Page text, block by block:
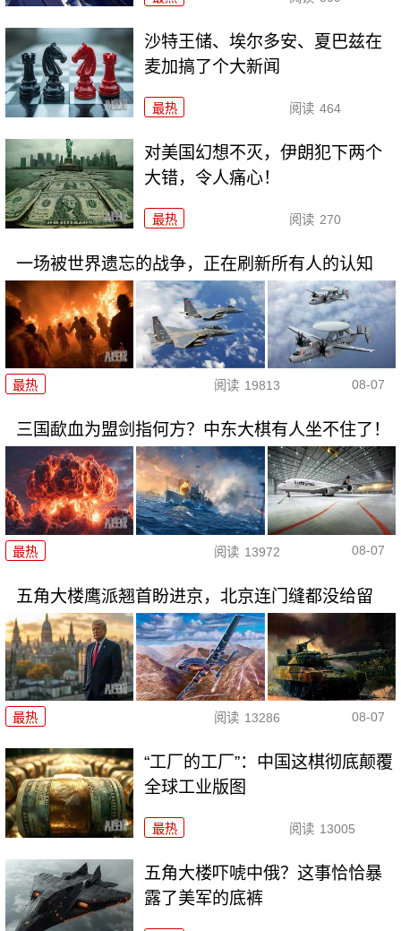
沙特王储、埃尔多安、夏巴兹在
麦加搞了个大新闻
最热 阅读 464
对美国幻想不灭，伊朗犯下两个
大错，令人痛心！
最热 阅读 270
一场被世界遗忘的战争，正在刷新所有人的认知
最热 阅读 19813 08-07
三国歃血为盟剑指何方？中东大棋有人坐不住了！
最热 阅读 13972 08-07
五角大楼鹰派翘首盼进京，北京连门缝都没给留
最热 阅读 13286 08-07
“工厂的工厂”：中国这棋彻底颠覆
全球工业版图
最热 阅读 13005
五角大楼吓唬中俄？这事恰恰暴
露了美军的底裤